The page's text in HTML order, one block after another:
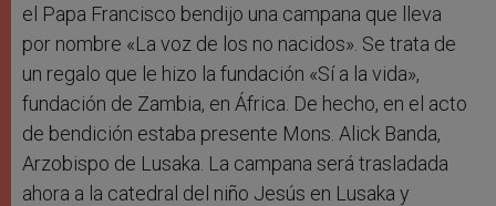
el Papa Francisco bendijo una campana que lleva
por nombre «La voz de los no nacidos». Se trata de
un regalo que le hizo la fundación «Sí a la vida»,
fundación de Zambia, en África. De hecho, en el acto
de bendición estaba presente Mons. Alick Banda,
Arzobispo de Lusaka. La campana será trasladada
ahora a la catedral del niño Jesús en Lusaka y